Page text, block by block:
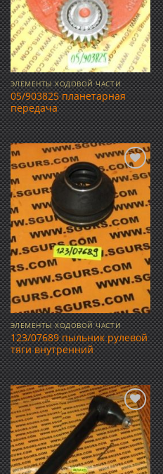
ЭЛЕМЕНТЫ ХОДОВОЙ ЧАСТИ
05/903825 планетарная
передача
Добавить
в список
желаний
ЭЛЕМЕНТЫ ХОДОВОЙ ЧАСТИ
123/07689 пыльник рулевой
тяги внутренний
Добавить
в список
желаний